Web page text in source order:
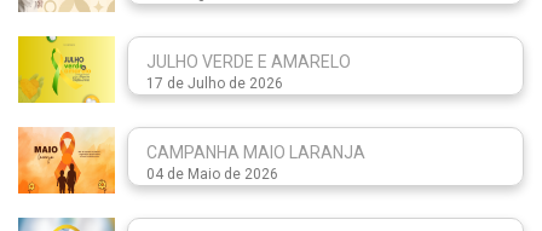
JULHO VERDE E AMARELO
17 de Julho de 2026
CAMPANHA MAIO LARANJA
04 de Maio de 2026